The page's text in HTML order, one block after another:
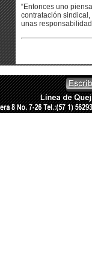
“Entonces uno
contratación
unas